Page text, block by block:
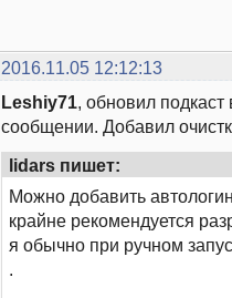
2016.11.05 12:12:13
Leshiy71, обновил
сообщении. Добавил
lidars пишет:
Можно добавить
крайне рекомендуется
я обычно при ручном
.